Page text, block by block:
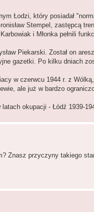
Łodzi, który posiadał
Stempel, zastępcą
i Młonka pełnili
Piekarski. Został on
gazetki. Po kilku dniach
w czerwcu 1944 r. z
ale już w bardzo
okupacji - Łódź 1939-
Znasz przyczyny takiego